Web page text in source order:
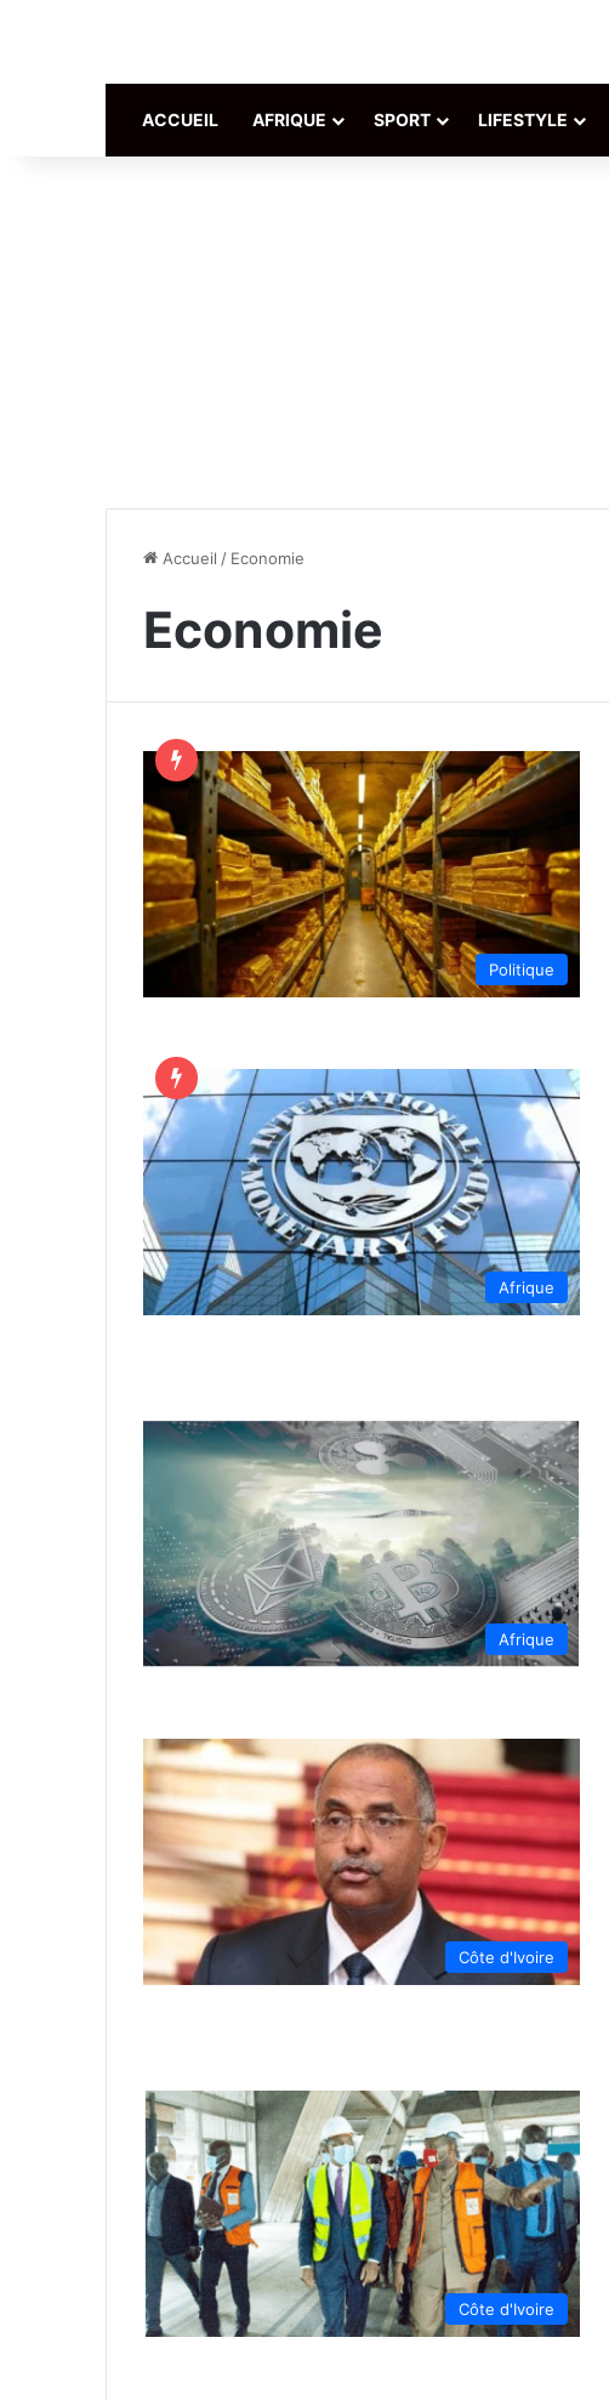
ACCUEIL AFRIQUE SPORT LIFESTYLE
Accueil / Economie
Economie
Politique
Afrique
Afrique
Côte d'Ivoire
Côte d'Ivoire